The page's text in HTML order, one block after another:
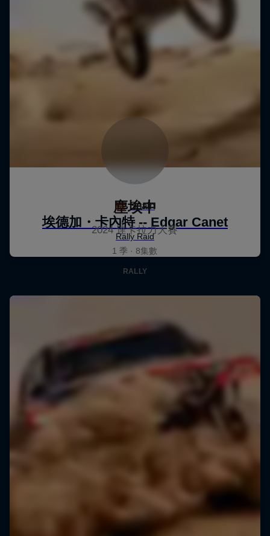
塵埃中
2024 達卡拉力大賽
1 季 · 8集數
RALLY